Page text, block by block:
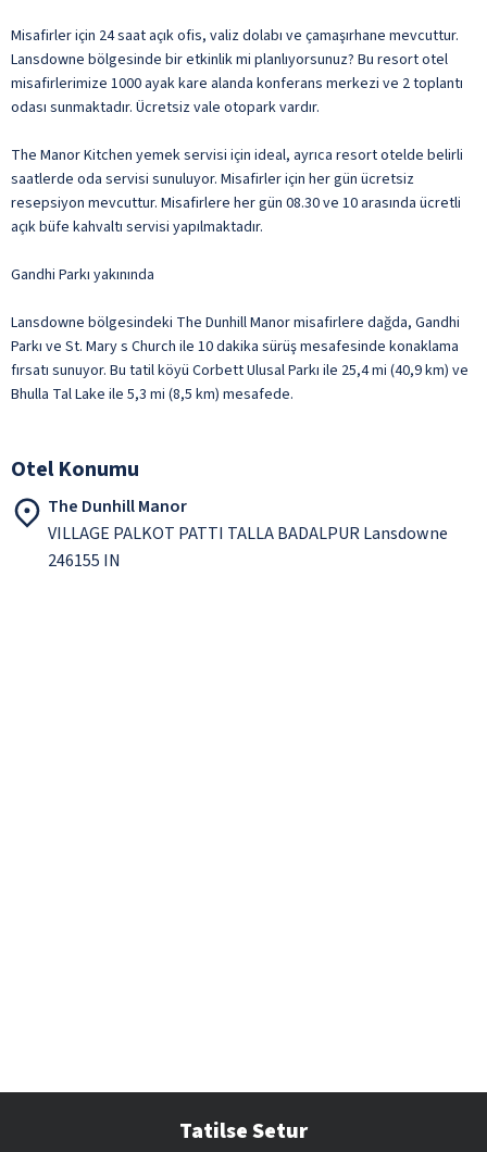
Misafirler için 24 saat açık ofis, valiz dolabı ve çamaşırhane mevcuttur.
Lansdowne bölgesinde bir etkinlik mi planlıyorsunuz? Bu resort otel
misafirlerimize 1000 ayak kare alanda konferans merkezi ve 2 toplantı
odası sunmaktadır. Ücretsiz vale otopark vardır.
The Manor Kitchen yemek servisi için ideal, ayrıca resort otelde belirli
saatlerde oda servisi sunuluyor. Misafirler için her gün ücretsiz
resepsiyon mevcuttur. Misafirlere her gün 08.30 ve 10 arasında ücretli
açık büfe kahvaltı servisi yapılmaktadır.
Gandhi Parkı yakınında
Lansdowne bölgesindeki The Dunhill Manor misafirlere dağda, Gandhi
Parkı ve St. Mary s Church ile 10 dakika sürüş mesafesinde konaklama
fırsatı sunuyor. Bu tatil köyü Corbett Ulusal Parkı ile 25,4 mi (40,9 km) ve
Bhulla Tal Lake ile 5,3 mi (8,5 km) mesafede.
Otel Konumu
The Dunhill Manor
VILLAGE PALKOT PATTI TALLA BADALPUR Lansdowne
246155 IN
Tatilse Setur